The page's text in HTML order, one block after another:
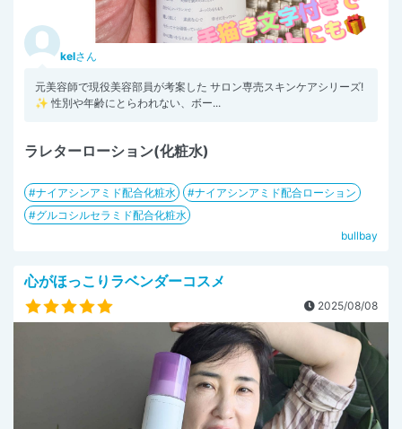
kelさん
元美容師で現役美容部員が考案した サロン専売スキンケアシリーズ!
✨ 性別や年齢にとらわれない、ボー...
ラレターローション(化粧水)
ナイアシンアミド配合化粧水
ナイアシンアミド配合ローション
グルコシルセラミド配合化粧水
bullbay
心がほっこりラベンダーコスメ
2025/08/08